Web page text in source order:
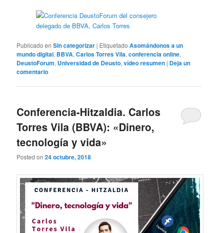
Publicado en Sin categorizar | Etiquetado Asomándonos a un
mundo digital, BBVA,Carlos Torres Vila,conferencia online,
DeustoForum, Universidad de Deusto,vídeo resumen | Deja un
comentario
Conferencia-Hitzaldia. Carlos
Torres Vila (BBVA): «Dinero,
tecnología y vida»
Posted on24 octubre, 2018